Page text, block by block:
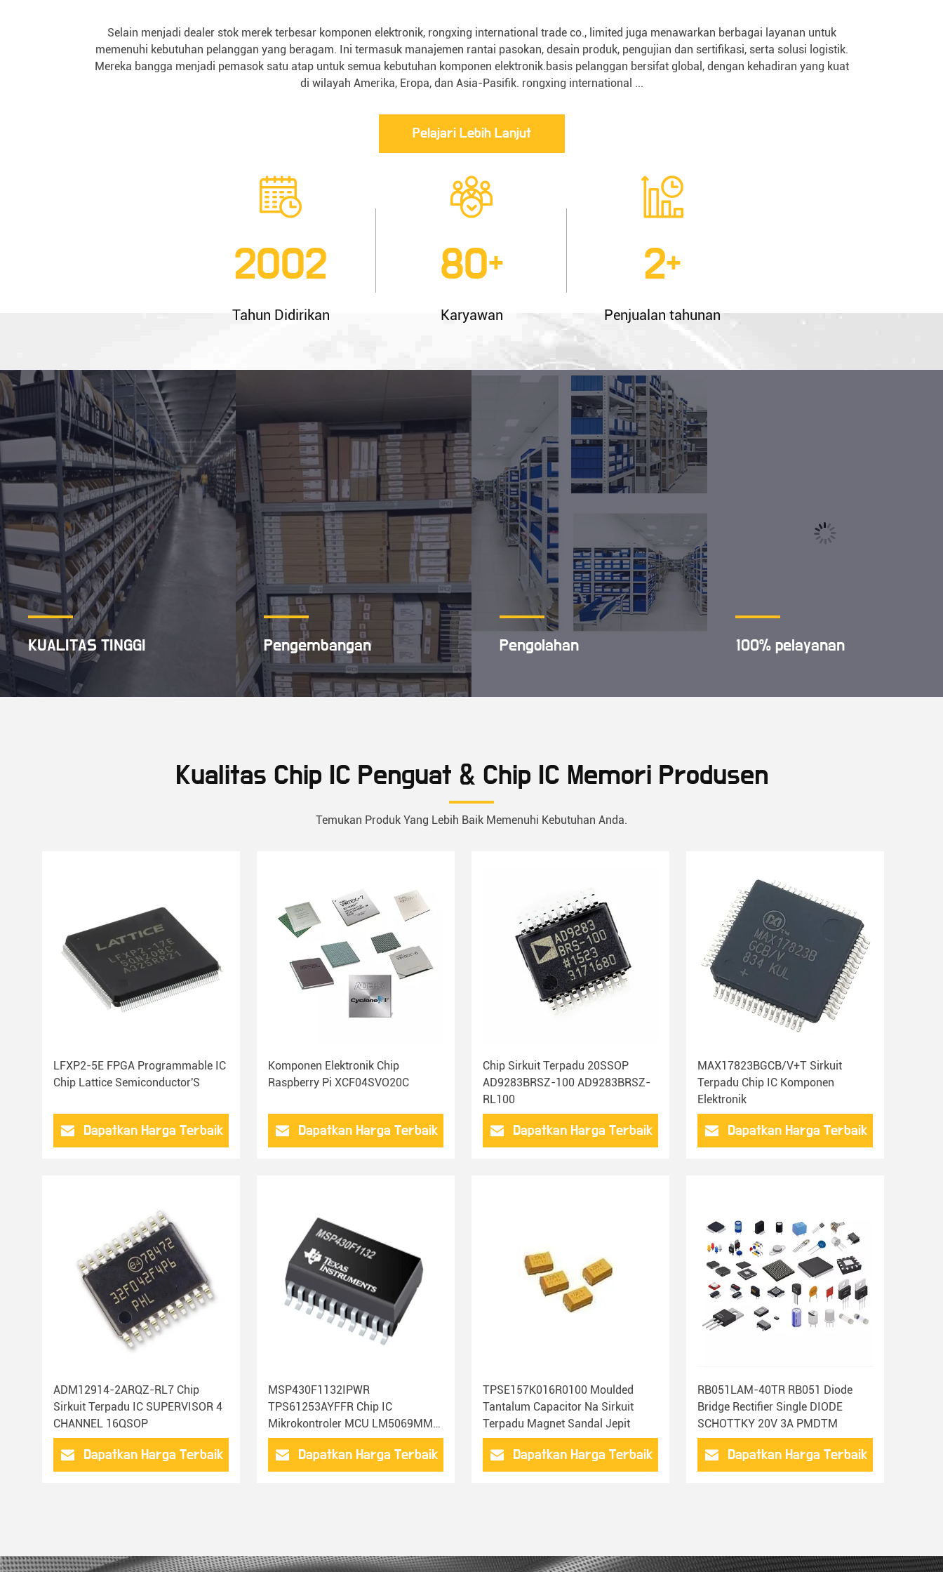
Selain menjadi dealer stok merek terbesar komponen elektronik, rongxing international trade co., limited juga menawarkan berbagai layanan untuk
memenuhi kebutuhan pelanggan yang beragam. Ini termasuk manajemen rantai pasokan, desain produk, pengujian dan sertifikasi, serta solusi logistik.
Mereka bangga menjadi pemasok satu atap untuk semua kebutuhan komponen elektronik.basis pelanggan bersifat global, dengan kehadiran yang kuat
di wilayah Amerika, Eropa, dan Asia-Pasifik. rongxing international ...
Pelajari Lebih Lanjut
2002
Tahun Didirikan
80+
Karyawan
2+
Penjualan tahunan
KUALITAS TINGGI Pengembangan Pengolahan 100% pelayanan
Kualitas Chip IC Penguat & Chip IC Memori Produsen
Temukan Produk Yang Lebih Baik Memenuhi Kebutuhan Anda.
LFXP2-5E FPGA Programmable IC
Chip Lattice Semiconductor'S
Dapatkan Harga Terbaik
Komponen Elektronik Chip
Raspberry Pi XCF04SVO20C
Dapatkan Harga Terbaik
Chip Sirkuit Terpadu 20SSOP
AD9283BRSZ-100 AD9283BRSZ-
RL100
Dapatkan Harga Terbaik
MAX17823BGCB/V+T Sirkuit
Terpadu Chip IC Komponen
Elektronik
Dapatkan Harga Terbaik
ADM12914-2ARQZ-RL7 Chip
Sirkuit Terpadu IC SUPERVISOR 4
CHANNEL 16QSOP
Dapatkan Harga Terbaik
MSP430F1132IPWR
TPS61253AYFFR Chip IC
Mikrokontroler MCU LM5069MM-
1/NOPB LM74610QDGKTQ1
Dapatkan Harga Terbaik
TPSE157K016R0100 Moulded
Tantalum Capacitor Na Sirkuit
Terpadu Magnet Sandal Jepit
Dapatkan Harga Terbaik
RB051LAM-40TR RB051 Diode
Bridge Rectifier Single DIODE
SCHOTTKY 20V 3A PMDTM
Dapatkan Harga Terbaik